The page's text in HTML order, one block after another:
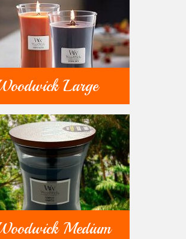
Large
Medium